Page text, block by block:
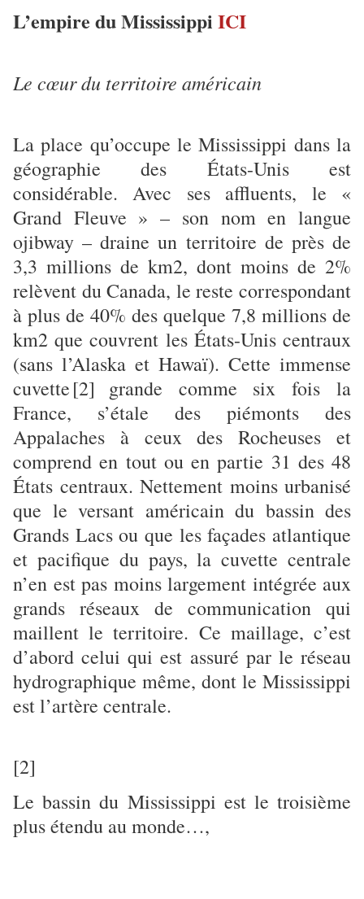
L’empire du Mississippi ICI
Le cœur du territoire américain
La place qu’occupe le Mississippi dans la
géographie des États-Unis est
considérable. Avec ses affluents, le «
Grand Fleuve » – son nom en langue
ojibway – draine un territoire de près de
3,3 millions de km2, dont moins de 2%
relèvent du Canada, le reste correspondant
à plus de 40% des quelque 7,8 millions de
km2 que couvrent les États-Unis centraux
(sans l’Alaska et Hawaï). Cette immense
cuvette[2]
grande comme six fois la
France, s’étale des piémonts des
Appalaches à ceux des Rocheuses et
comprend en tout ou en partie 31 des 48
États centraux. Nettement moins urbanisé
que le versant américain du bassin des
Grands Lacs ou que les façades atlantique
et pacifique du pays, la cuvette centrale
n’en est pas moins largement intégrée aux
grands réseaux de communication qui
maillent le territoire. Ce maillage, c’est
d’abord celui qui est assuré par le réseau
hydrographique même, dont le Mississippi
est l’artère centrale.
[2]
Le bassin du Mississippi est le troisième
plus étendu au monde…,